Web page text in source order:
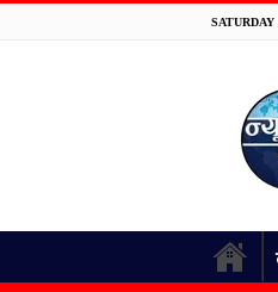
SATURDAY